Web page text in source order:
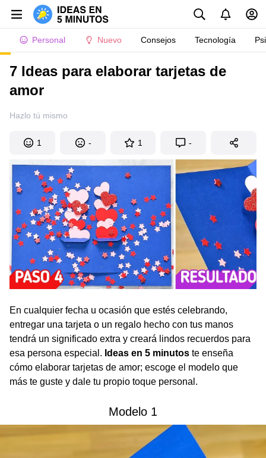
Personal Nuevo Consejos Tecnología
7 Ideas para elaborar tarjetas de
amor
Hazlo tú mismo
1 - 1 -
En cualquier fecha u ocasión que estés celebrando,
entregar una tarjeta o un regalo hecho con tus manos
tendrá un significado extra y creará lindos recuerdos para
esa persona especial. Ideas en 5 minutos te enseña
cómo elaborar tarjetas de amor; escoge el modelo que
más te guste y dale tu propio toque personal.
Modelo 1